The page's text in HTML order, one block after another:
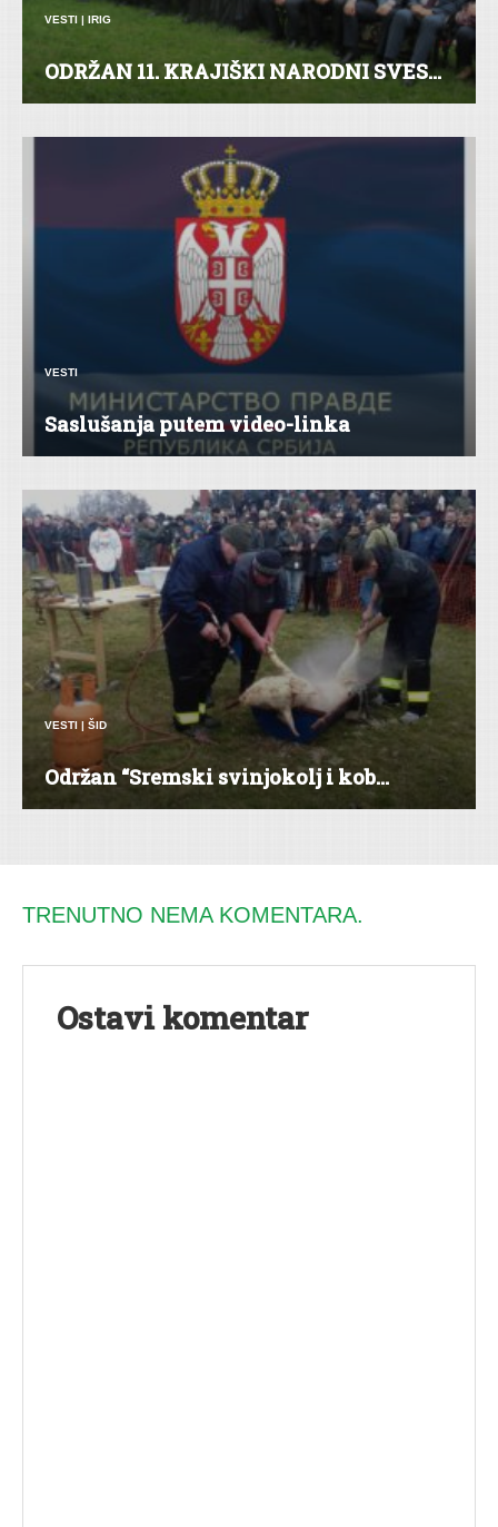
VESTI | IRIG
ODRŽAN 11. KRAJIŠKI NARODNI SVES...
VESTI
Saslušanja putem video-linka
VESTI | ŠID
Održan “Sremski svinjokolj i kob...
TRENUTNO NEMA KOMENTARA.
Ostavi komentar